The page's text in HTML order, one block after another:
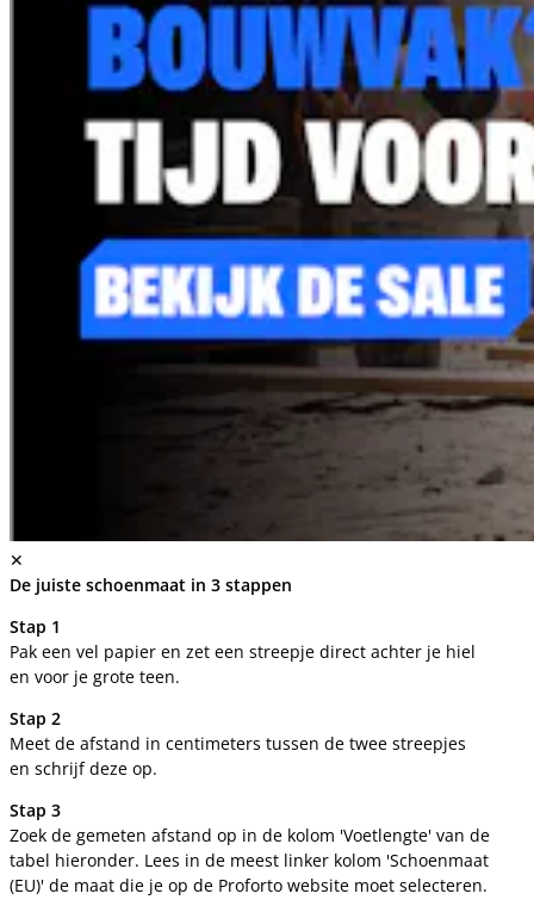
✕
De juiste schoenmaat in 3 stappen
Stap 1
Pak een vel papier en zet een streepje direct achter je hiel
en voor je grote teen.
Stap 2
Meet de afstand in centimeters tussen de twee streepjes
en schrijf deze op.
Stap 3
Zoek de gemeten afstand op in de kolom 'Voetlengte' van de
tabel hieronder. Lees in de meest linker kolom 'Schoenmaat
(EU)' de maat die je op de Proforto website moet selecteren.